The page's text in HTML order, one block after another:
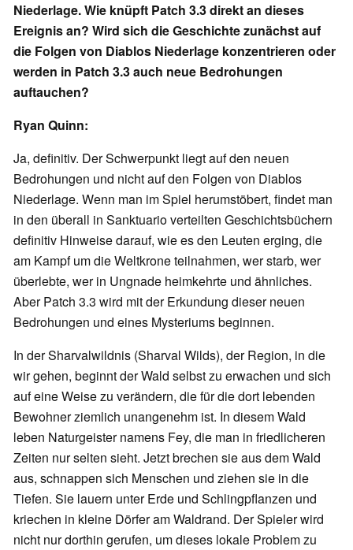
Niederlage. Wie knüpft Patch 3.3 direkt an dieses
Ereignis an? Wird sich die Geschichte zunächst auf
die Folgen von Diablos Niederlage konzentrieren oder
werden in Patch 3.3 auch neue Bedrohungen
auftauchen?
Ryan Quinn:
Ja, definitiv. Der Schwerpunkt liegt auf den neuen
Bedrohungen und nicht auf den Folgen von Diablos
Niederlage. Wenn man im Spiel herumstöbert, findet man
in den überall in Sanktuario verteilten Geschichtsbüchern
definitiv Hinweise darauf, wie es den Leuten erging, die
am Kampf um die Weltkrone teilnahmen, wer starb, wer
überlebte, wer in Ungnade heimkehrte und ähnliches.
Aber Patch 3.3 wird mit der Erkundung dieser neuen
Bedrohungen und eines Mysteriums beginnen.
In der Sharvalwildnis (Sharval Wilds), der Region, in die
wir gehen, beginnt der Wald selbst zu erwachen und sich
auf eine Weise zu verändern, die für die dort lebenden
Bewohner ziemlich unangenehm ist. In diesem Wald
leben Naturgeister namens Fey, die man in friedlicheren
Zeiten nur selten sieht. Jetzt brechen sie aus dem Wald
aus, schnappen sich Menschen und ziehen sie in die
Tiefen. Sie lauern unter Erde und Schlingpflanzen und
kriechen in kleine Dörfer am Waldrand. Der Spieler wird
nicht nur dorthin gerufen, um dieses lokale Problem zu